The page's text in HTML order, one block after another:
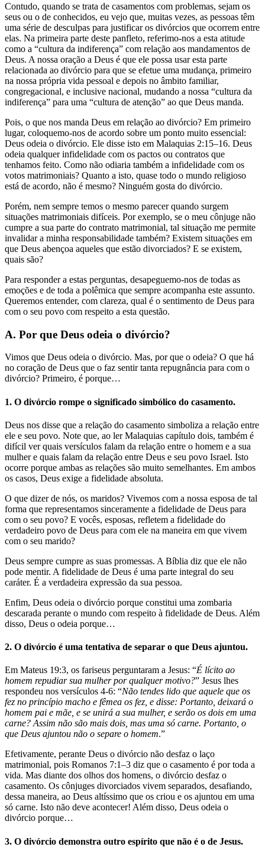
Contudo, quando se trata de casamentos com problemas, sejam os
seus ou o de conhecidos, eu vejo que, muitas vezes, as pessoas têm
uma série de desculpas para justificar os divórcios que ocorrem entre
elas. Na primeira parte deste panfleto, referimo-nos a esta atitude
como a “cultura da indiferença” com relação aos mandamentos de
Deus. A nossa oração a Deus é que ele possa usar esta parte
relacionada ao divórcio para que se efetue uma mudança, primeiro
na nossa própria vida pessoal e depois no âmbito familiar,
congregacional, e inclusive nacional, mudando a nossa “cultura da
indiferença” para uma “cultura de atenção” ao que Deus manda.
Pois, o que nos manda Deus em relação ao divórcio? Em primeiro
lugar, coloquemo-nos de acordo sobre um ponto muito essencial:
Deus odeia o divórcio. Ele disse isto em Malaquias 2:15–16. Deus
odeia qualquer infidelidade com os pactos ou contratos que
tenhamos feito. Como não odiaria também a infidelidade com os
votos matrimoniais? Quanto a isto, quase todo o mundo religioso
está de acordo, não é mesmo? Ninguém gosta do divórcio.
Porém, nem sempre temos o mesmo parecer quando surgem
situações matrimoniais difíceis. Por exemplo, se o meu cônjuge não
cumpre a sua parte do contrato matrimonial, tal situação me permite
invalidar a minha responsabilidade também? Existem situações em
que Deus abençoa aqueles que estão divorciados? E se existem,
quais são?
Para responder a estas perguntas, desapeguemo-nos de todas as
emoções e de toda a polêmica que sempre acompanha este assunto.
Queremos entender, com clareza, qual é o sentimento de Deus para
com o seu povo com respeito a esta questão.
A. Por que Deus odeia o divórcio?
Vimos que Deus odeia o divórcio. Mas, por que o odeia? O que há
no coração de Deus que o faz sentir tanta repugnância para com o
divórcio? Primeiro, é porque…
1. O divórcio rompe o significado simbólico do casamento.
Deus nos disse que a relação do casamento simboliza a relação entre
ele e seu povo. Note que, ao ler Malaquias capítulo dois, também é
difícil ver quais versículos falam da relação entre o homem e a sua
mulher e quais falam da relação entre Deus e seu povo Israel. Isto
ocorre porque ambas as relações são muito semelhantes. Em ambos
os casos, Deus exige a fidelidade absoluta.
O que dizer de nós, os maridos? Vivemos com a nossa esposa de tal
forma que representamos sinceramente a fidelidade de Deus para
com o seu povo? E vocês, esposas, refletem a fidelidade do
verdadeiro povo de Deus para com ele na maneira em que vivem
com o seu marido?
Deus sempre cumpre as suas promessas. A Bíblia diz que ele não
pode mentir. A fidelidade de Deus é uma parte integral do seu
caráter. É a verdadeira expressão da sua pessoa.
Enfim, Deus odeia o divórcio porque constitui uma zombaria
descarada perante o mundo com respeito à fidelidade de Deus. Além
disso, Deus o odeia porque…
2. O divórcio é uma tentativa de separar o que Deus ajuntou.
Em Mateus 19:3, os fariseus perguntaram a Jesus: “É lícito ao
homem repudiar sua mulher por qualquer motivo?” Jesus lhes
respondeu nos versículos 4-6: “Não tendes lido que aquele que os
fez no princípio macho e fêmea os fez, e disse: Portanto, deixará o
homem pai e mãe, e se unirá a sua mulher, e serão os dois em uma
carne? Assim não são mais dois, mas uma só carne. Portanto, o
que Deus ajuntou não o separe o homem.”
Efetivamente, perante Deus o divórcio não desfaz o laço
matrimonial, pois Romanos 7:1–3 diz que o casamento é por toda a
vida. Mas diante dos olhos dos homens, o divórcio desfaz o
casamento. Os cônjuges divorciados vivem separados, desafiando,
dessa maneira, ao Deus altíssimo que os criou e os ajuntou em uma
só carne. Isto não deve acontecer! Além disso, Deus odeia o
divórcio porque…
3. O divórcio demonstra outro espírito que não é o de Jesus.